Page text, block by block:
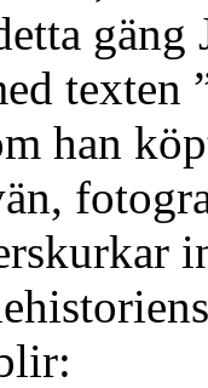
gäng
texten
han